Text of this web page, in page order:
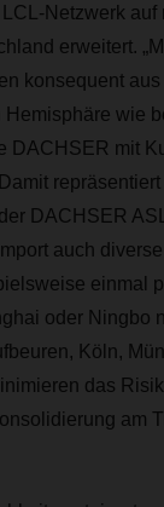
Netzwerk
erweitert.
konsequent
wie
DACHSER mit
DACHSER
auch
einmal
oder Ningbo
Köln,
das
am